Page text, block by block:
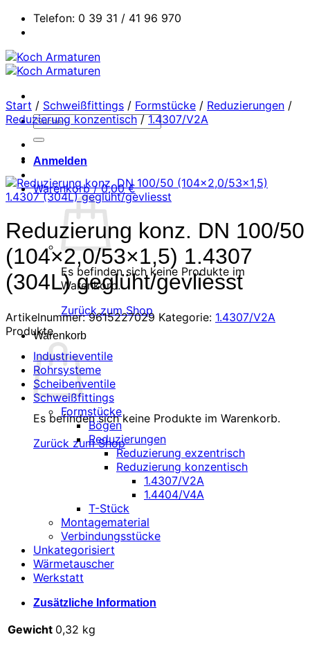
Zum
Inhalt
Telefon: 0 39 31 / 41 96 970
Suchen
Anmelden
Warenkorb /0,00€
Es befinden sich keine Produkte im
Warenkorb.
Zurück zum Shop
Warenkorb
Es befinden sich keine Produkte im Warenkorb.
Zurück zum Shop
Start / Schweißfittings / Formstücke / Reduzierungen /
Reduzierung konzentisch / 1.4307/V2A
Reduzierung konz. DN 100/50
(104×2,0/53×1,5) 1.4307
(304L) geglüht/gevliesst
Artikelnummer:9615227029 Kategorie: 1.4307/V2A
Produkte
Industrieventile
Rohrsysteme
Scheibenventile
Schweißfittings
Formstücke
Bögen
Reduzierungen
Reduzierung exzentrisch
Reduzierung konzentisch
1.4307/V2A
1.4404/V4A
T-Stück
Montagematerial
Verbindungsstücke
Unkategorisiert
Wärmetauscher
Werkstatt
Zusätzliche Information
Gewicht 0,32 kg